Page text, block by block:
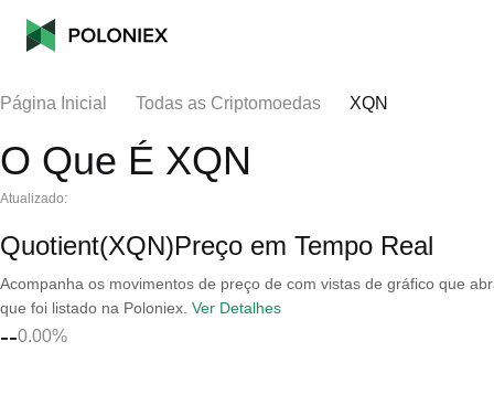
Página Inicial Todas as Criptomoedas XQN
O Que É XQN
Atualizado:
Quotient(XQN)Preço em Tempo Real
Acompanha os movimentos de preço de com vistas de gráfico que
que foi listado na Poloniex. Ver Detalhes
--0.00%